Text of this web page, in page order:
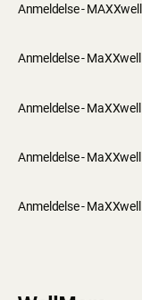
Anmeldelse -
Anmeldelse -
Anmeldelse -
Anmeldelse -
Anmeldelse -